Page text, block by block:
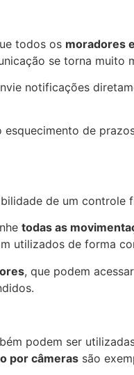
todos os moradores
se torna muito
notificações
de
de um controle
todas as
utilizados de forma
, que podem
podem ser
por câmeras são